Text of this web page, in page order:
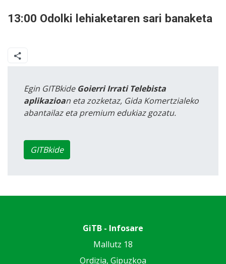
13:00 Odolki lehiaketaren sari banaketa
Egin GITBkide Goierri Irrati Telebista
aplikazioan eta zozketaz, Gida Komertzialeko
abantailaz eta premium edukiaz gozatu.
GITBkide
GiTB - Infosare
Mallutz 18
Ordizia, Gipuzkoa